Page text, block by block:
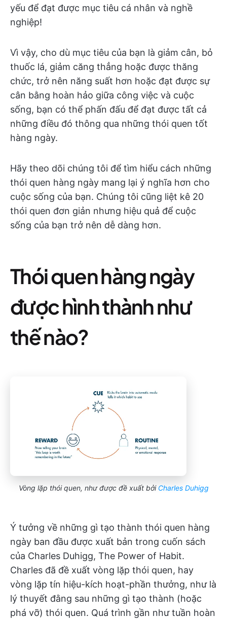
yếu để đạt được mục tiêu cá nhân và nghề
nghiệp!
Vì vậy, cho dù mục tiêu của bạn là giảm cân, bỏ
thuốc lá, giảm căng thẳng hoặc được thăng
chức, trở nên năng suất hơn hoặc đạt được sự
cân bằng hoàn hảo giữa công việc và cuộc
sống, bạn có thể phấn đấu để đạt được tất cả
những điều đó thông qua những thói quen tốt
hàng ngày.
Hãy theo dõi chúng tôi để tìm hiểu cách những
thói quen hàng ngày mang lại ý nghĩa hơn cho
cuộc sống của bạn. Chúng tôi cũng liệt kê 20
thói quen đơn giản nhưng hiệu quả để cuộc
sống của bạn trở nên dễ dàng hơn.
Thói quen hàng ngày
được hình thành như
thế nào?
Vòng lặp thói quen, như được đề xuất bởi Charles Duhigg
Ý tưởng về những gì tạo thành thói quen hàng
ngày ban đầu được xuất bản trong cuốn sách
của Charles Duhigg, The Power of Habit.
Charles đã đề xuất vòng lặp thói quen, hay
vòng lặp tín hiệu-kích hoạt-phần thưởng, như là
lý thuyết đằng sau những gì tạo thành (hoặc
phá vỡ) thói quen. Quá trình gần như tuần hoàn